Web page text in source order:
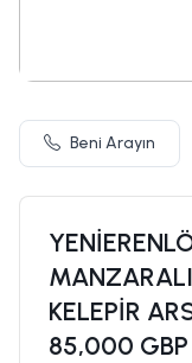
Beni Arayın
KELEPİR
85,000